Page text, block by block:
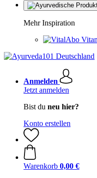
Mehr Inspiration
Anmelden
Jetzt anmelden
Bist du neu hier?
Konto erstellen
Warenkorb 0,00 €